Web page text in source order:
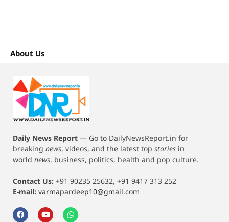
About Us
Daily News Report — Go to DailyNewsReport.in for
breaking news, videos, and the latest top stories in
world news, business, politics, health and pop culture.
Contact Us: +91 90235 25632, +91 9417 313 252
E-mail: varmapardeep10@gmail.com